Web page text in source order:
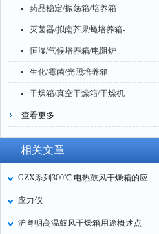
药品稳定/振荡箱/培养箱
灭菌器/拟南芥果蝇培养箱-
恒湿/气候培养箱/电阻炉
生化/霉菌/光照培养箱
干燥箱/真空干燥箱/干燥机
查看更多
相关文章
GZX系列300℃ 电热鼓风干燥箱的应用和特点
应力仪
沪粤明高温鼓风干燥箱用途概述点